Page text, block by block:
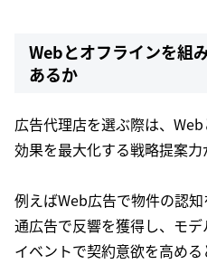
Webとオフラインを組
あるか
広告代理店を選ぶ際は、Web
効果を最大化する戦略提案力
例えばWeb広告で物件の認
通広告で反響を獲得し、モ
イベントで契約意欲を高め